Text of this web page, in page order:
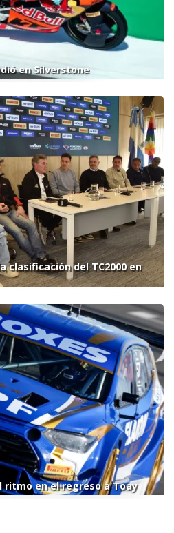
en Silverstone
clasificación del TC2000 en
ritmo en el regreso a Toay